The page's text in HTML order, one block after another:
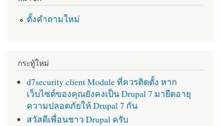
ตั้งคำถามใหม่
กระทู้ใหม่
d7security client Module ที่ควรติดตั้ง หาก
เว็บไซต์ของคุณยังคงเป็น Drupal 7 มายืดอายุ
ความปลอดภัยให้ Drupal 7 กัน
สวัสดีเพื่อนชาว Drupal ครับ